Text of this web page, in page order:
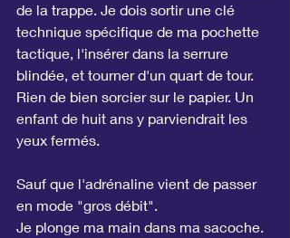
de la trappe. Je dois sortir une clé
technique spécifique de ma pochette
tactique, l'insérer dans la serrure
blindée, et tourner d'un quart de tour.
Rien de bien sorcier sur le papier. Un
enfant de huit ans y parviendrait les
yeux fermés.
Sauf que l'adrénaline vient de passer
en mode "gros débit".
Je plonge ma main dans ma sacoche.